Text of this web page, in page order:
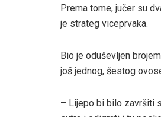
Prema tome, jučer su
je strateg viceprvaka.
Bio je oduševljen
još jednog, šestog
– Lijepo bi bilo završiti